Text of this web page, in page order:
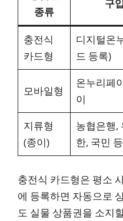
종류
구
충전식
카드형
디지털온
드 등록)
모바일형
온누리페
이
지류형
(종이)
농협은행,
한, 국민 등
충전식 카드형은 평소
에 등록하면 자동으로
도 실물 상품권을 소지